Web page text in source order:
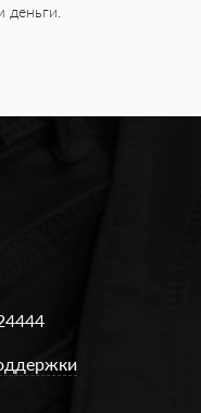
деньги.